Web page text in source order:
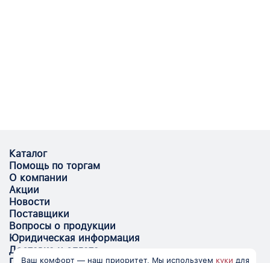
Каталог
Помощь по торгам
О компании
Акции
Новости
Поставщики
Вопросы о продукции
Юридическая информация
Доставка и оплата
Ваш комфорт — наш приоритет. Мы используем куки для